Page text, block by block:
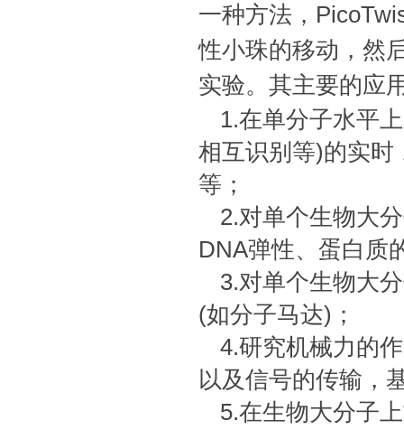
一种方法，
性小珠的移动，然
实验。其主要的应
1.在单分子水平
相互识别等)的实时
等；
2.对单个生物大
DNA弹性、蛋白质
3.对单个生物大
(如分子马达)；
4.研究机械力的
以及信号的传输，
5.在生物大分子